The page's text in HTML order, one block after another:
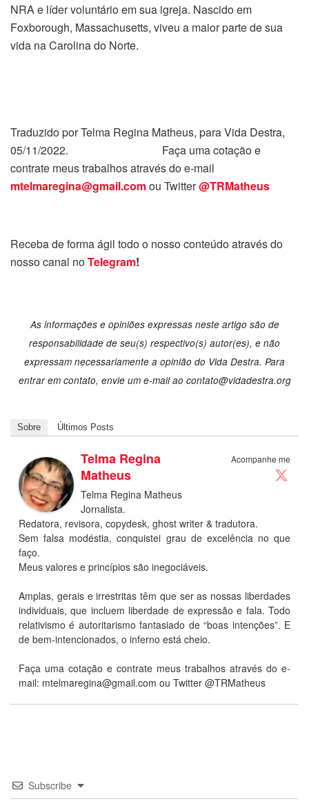
NRA e líder voluntário em sua igreja. Nascido em
Foxborough, Massachusetts, viveu a maior parte de sua
vida na Carolina do Norte.
Traduzido por Telma Regina Matheus, para Vida Destra,
05/11/2022. Faça uma cotação e
contrate meus trabalhos através do e-mail
mtelmaregina@gmail.comou Twitter@TRMatheus
Receba de forma ágil todo o nosso conteúdo através do
nosso canal noTelegram!
As informações e opiniões expressas neste artigo são de
responsabilidade de seu(s) respectivo(s) autor(es), e não
expressam necessariamente a opinião do Vida Destra. Para
entrar em contato, envie um e-mail ao contato@vidadestra.org
Sobre Últimos Posts
Acompanhe me
Telma Regina
Matheus
Telma Regina Matheus
Jornalista.
Redatora, revisora, copydesk, ghost writer & tradutora.
Sem falsa modéstia, conquistei grau de excelência no que
faço.
Meus valores e princípios são inegociáveis.
Amplas, gerais e irrestritas têm que ser as nossas liberdades
individuais, que incluem liberdade de expressão e fala. Todo
relativismo é autoritarismo fantasiado de “boas intenções”. E
de bem-intencionados, o inferno está cheio.
Faça uma cotação e contrate meus trabalhos através do e-
mail: mtelmaregina@gmail.com ou Twitter @TRMatheus
Subscribe